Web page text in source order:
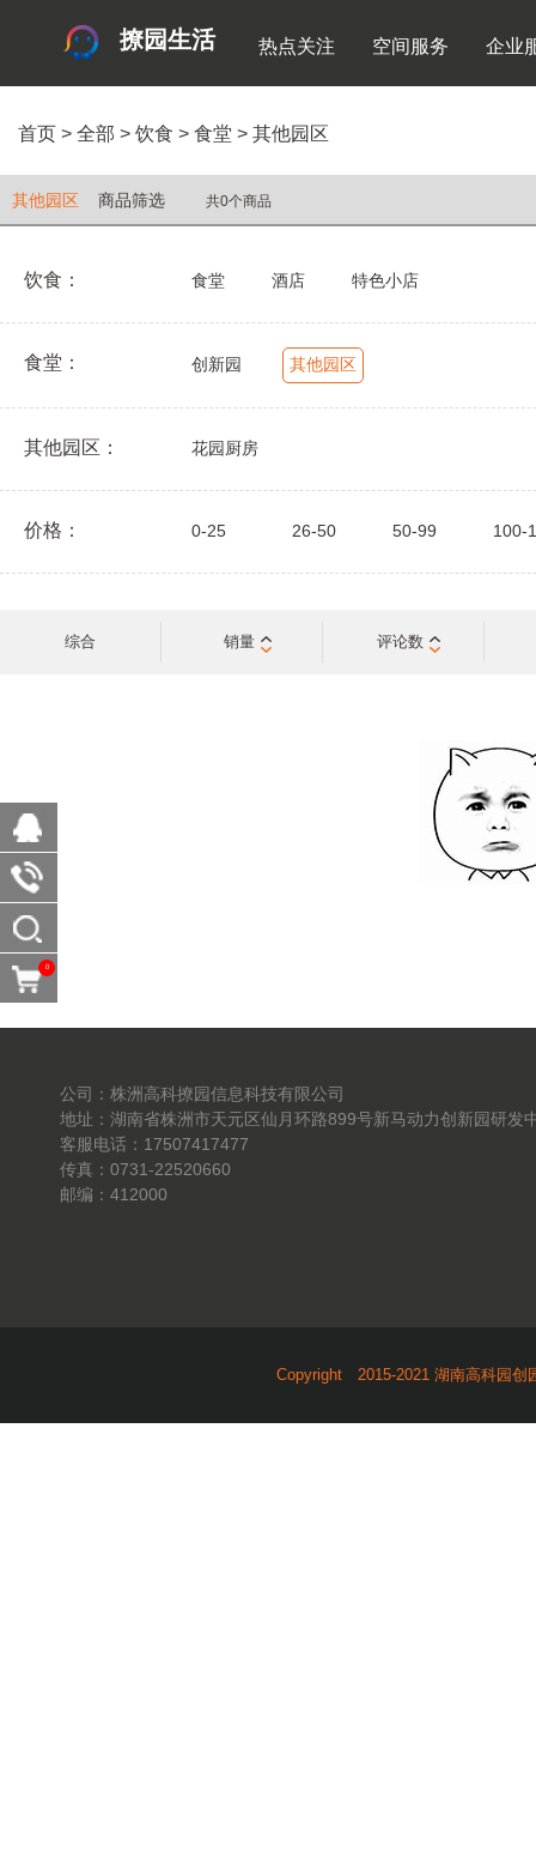
撩园生活 热点关注 空间服务 企业
首页 > 全部 > 饮食 > 食堂 > 其他园区
其他园区 商品筛选 共0个商品
饮食： 食堂 酒店 特色小店
食堂： 创新园 其他园区
其他园区： 花园厨房
价格： 0-25 26-50 50-99 100-
综合 销量 评论数
公司：株洲高科撩园信息科技有限公司
地址：湖南省株洲市天元区仙月环路899号新马动力创新园研发
客服电话：17507417477
传真：0731-22520660
邮编：412000
Copyright 2015-2021 湖南高科园创
0